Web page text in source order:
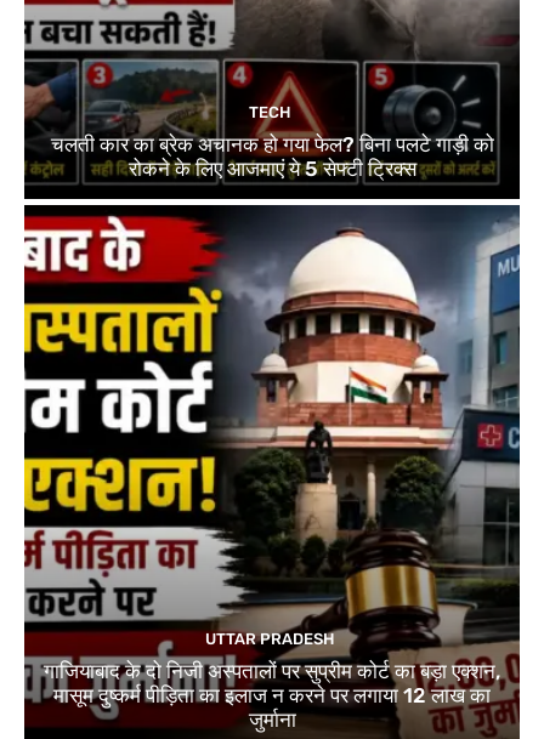
TECH
चलती कार का ब्रेक अचानक हो गया फेल? बिना पलटे गाड़ी को
रोकने के लिए आजमाएं ये 5 सेफ्टी ट्रिक्स
UTTAR PRADESH
गाजियाबाद के दो निजी अस्पतालों पर सुप्रीम कोर्ट का बड़ा एक्शन,
मासूम दुष्कर्म पीड़िता का इलाज न करने पर लगाया 12 लाख का
जुर्माना